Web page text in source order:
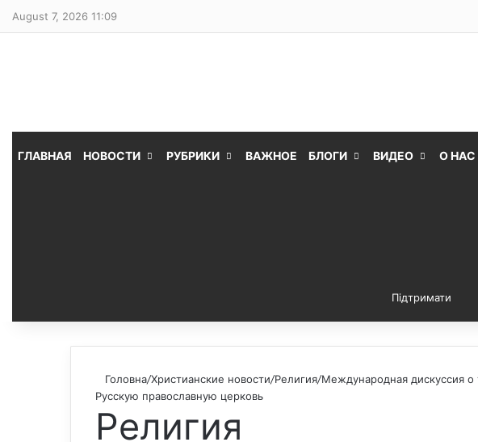
August 7, 2026 11:09
ГЛАВНАЯ НОВОСТИ РУБРИКИ ВАЖНОЕ БЛОГИ ВИДЕО О НАС
Підтримати
Головна/Христианские новости/Религия/Международная дискуссия о
Русскую православную церковь
Религия